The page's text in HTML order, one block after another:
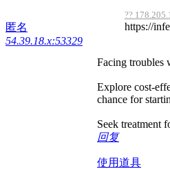
匿名
54.39.18.x:53329
??
https://
Facing troubles
Explore cost-
chance for
Seek treatment
回复
使用道具